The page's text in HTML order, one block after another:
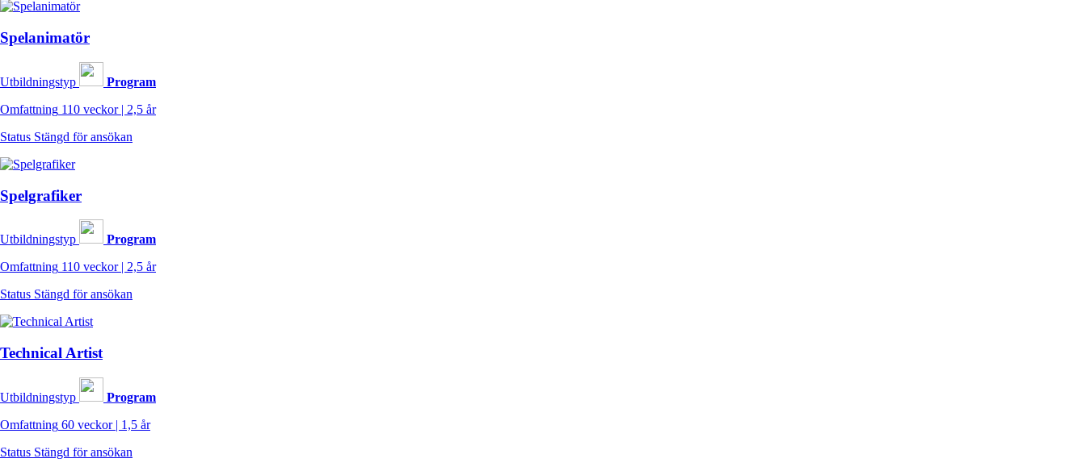
Spelanimatör
Utbildningstyp
Program
Omfattning 110 veckor | 2,5 år
Status Stängd för ansökan
Spelgrafiker
Utbildningstyp
Program
Omfattning 110 veckor | 2,5 år
Status Stängd för ansökan
Technical Artist
Utbildningstyp
Program
Omfattning 60 veckor | 1,5 år
Status Stängd för ansökan